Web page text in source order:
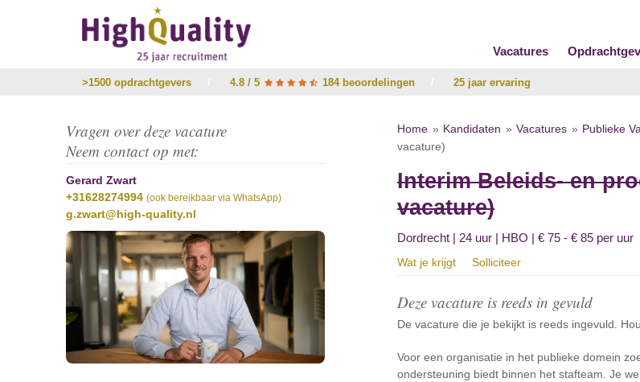
Vacatures
>1500 opdrachtgevers 4.8 / 5 184 beoordelingen 25 jaar ervaring
Vragen over deze vacature
Neem contact op met:
Gerard Zwart
+31628274994 (ook bereikbaar via WhatsApp)
g.zwart@high-quality.nl
Home Kandidaten Vacatures Publieke
vacature)
Interim Beleids- en
vacature)
Dordrecht | 24 uur | HBO | € 75 - € 85 per uur
Wat je krijgt Solliciteer
Deze vacature is reeds in gevuld
De vacature die je bekijkt is reeds ingevuld.
Voor een organisatie in het publieke domein
ondersteuning biedt binnen het stafteam. Je